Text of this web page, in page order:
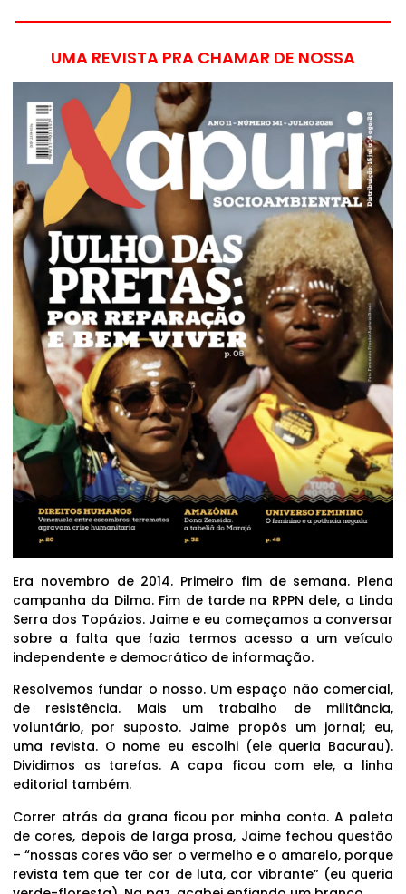
UMA REVISTA PRA CHAMAR DE NOSSA
Era novembro de 2014. Primeiro fim de semana. Plena
campanha da Dilma. Fim de tarde na RPPN dele, a Linda
Serra dos Topázios. Jaime e eu começamos a conversar
sobre a falta que fazia termos acesso a um veículo
independente e democrático de informação.
Resolvemos fundar o nosso. Um espaço não comercial,
de resistência. Mais um trabalho de militância,
voluntário, por suposto. Jaime propôs um jornal; eu,
uma revista. O nome eu escolhi (ele queria Bacurau).
Dividimos as tarefas. A capa ficou com ele, a linha
editorial também.
Correr atrás da grana ficou por minha conta. A paleta
de cores, depois de larga prosa, Jaime fechou questão
– “nossas cores vão ser o vermelho e o amarelo, porque
revista tem que ter cor de luta, cor vibrante” (eu queria